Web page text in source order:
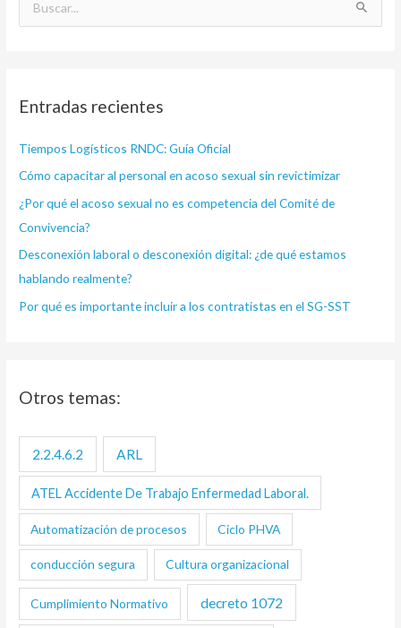
a
p
o
r
:
Entradas recientes
Tiempos Logísticos RNDC: Guía Oficial
Cómo capacitar al personal en acoso sexual sin revictimizar
¿Por qué el acoso sexual no es competencia del Comité de
Convivencia?
Desconexión laboral o desconexión digital: ¿de qué estamos
hablando realmente?
Por qué es importante incluir a los contratistas en el SG-SST
Otros temas:
2.2.4.6.2 ARL
ATEL Accidente De Trabajo Enfermedad Laboral.
Automatización de procesos Ciclo PHVA
conducción segura Cultura organizacional
Cumplimiento Normativo decreto 1072